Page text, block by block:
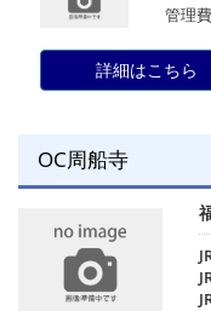
管理
詳細はこちら
OC周船寺